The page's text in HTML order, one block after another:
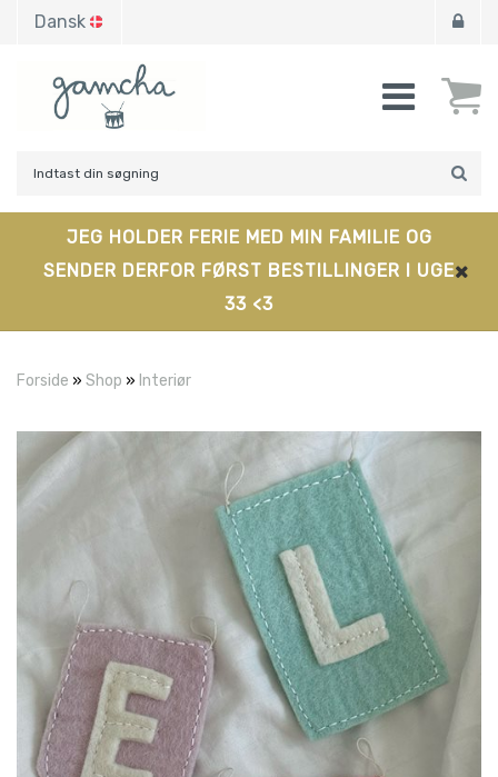
Dansk
JEG HOLDER FERIE MED MIN FAMILIE OG
SENDER DERFOR FØRST BESTILLINGER I UGE
33 <3
Forside » Shop » Interiør